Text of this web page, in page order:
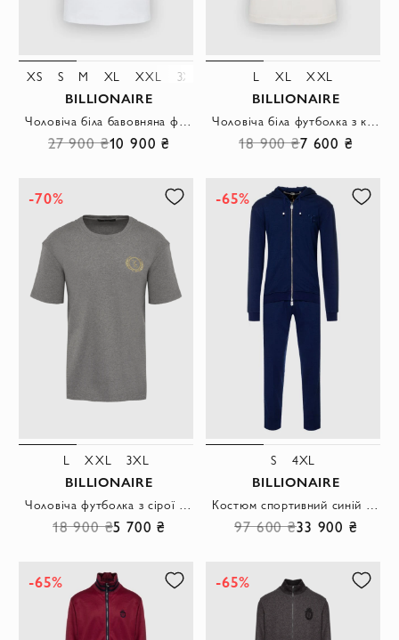
XS S M XL XXL 3XL 5XL
BILLIONAIRE
Чоловіча біла бавовняна футболка з об'ємним логотипом та блискучим декором
27 900 ₴10 900 ₴
L XL XXL
BILLIONAIRE
Чоловіча біла футболка з круглим вирізом та фірмовою емблемою
18 900 ₴7 600 ₴
-70%
L XXL 3XL
BILLIONAIRE
Чоловіча футболка з сірої бавовни з вишивкою герба
18 900 ₴5 700 ₴
-65%
S 4XL
BILLIONAIRE
Костюм спортивний синій з шовку та бавовни з капюшоном чоловічий
97 600 ₴33 900 ₴
-65% -65%